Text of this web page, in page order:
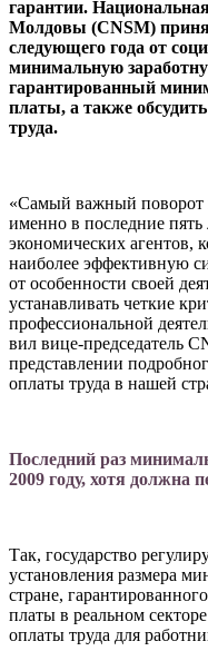
гаран­тии.
Молдовы (CNSM)
следующего года от
минимальную
гарантированный
платы, а также
труда.
«Самый важный поворот
именно в послед­ние пять
экономических агентов,
наиболее эффек­тивную
от особенности своей
устанавливать четкие
профессиональной
вил вице-председатель
представлении
оплаты труда в нашей
Последний раз
2009 году, хотя должна
Так, государство
установления размера
стране,
платы в реальном
оплаты труда для